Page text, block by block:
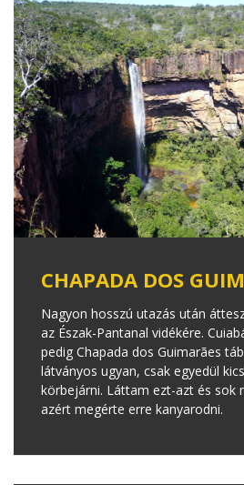
CHAPADA DOS
Nagyon hosszú utazás után
az Észak-Pantanal vidékére.
pedig Chapada dos Guimarães
látványos ugyan, csak egyedül
körbejárni. Láttam ezt-azt és sok
azért megérte erre kanyarodni.